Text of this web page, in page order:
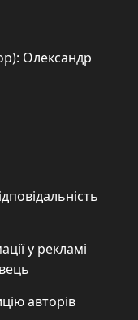
Олександр
у рекламі
авторів